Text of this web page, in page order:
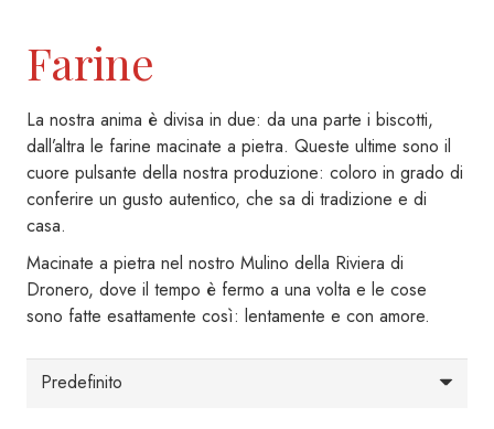
Farine
La nostra anima è divisa in due: da una parte i biscotti,
dall’altra le farine macinate a pietra. Queste ultime sono il
cuore pulsante della nostra produzione: coloro in grado di
conferire un gusto autentico, che sa di tradizione e di
casa.
Macinate a pietra nel nostro Mulino della Riviera di
Dronero, dove il tempo è fermo a una volta e le cose
sono fatte esattamente così: lentamente e con amore.